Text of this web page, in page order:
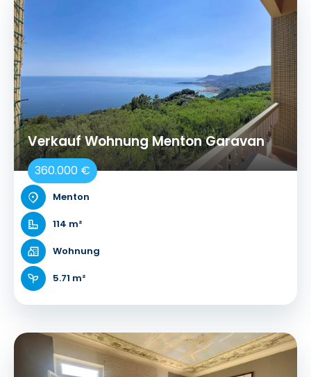
Verkauf Wohnung Menton Garavan
360.000 €
Menton
114 m²
Wohnung
5.71 m²